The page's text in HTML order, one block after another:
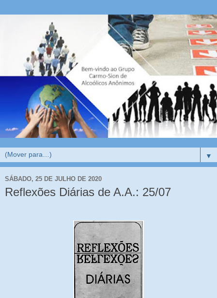
▼
SÁBADO, 25 DE JULHO DE 2020
Reflexões Diárias de A.A.: 25/07